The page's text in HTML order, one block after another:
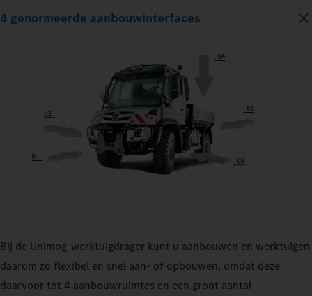
4 genormeerde aanbouwinterfaces
Bij de Unimog-werktuigdrager kunt u aanbouwen en werktuigen
daarom zo flexibel en snel aan- of opbouwen, omdat deze
daarvoor tot 4 aanbouwruimtes en een groot aantal